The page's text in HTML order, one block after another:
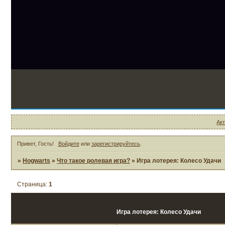
Привет, Гость! Войдитеили зарегистрируйтесь.
» Hogwarts »Что такое ролевая игра? » Игра лотерея: Колесо Удачи
Игра лотерея: Колесо Удачи
Страница:1